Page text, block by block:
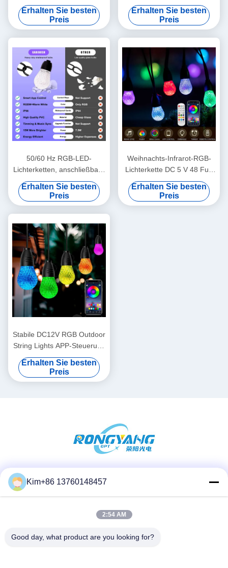
Sprachsteuerung Stabil
Praktisch
Erhalten Sie besten
Preis
Außenbereich, bruchsicher,
48 Fuß, dimmbar
Erhalten Sie besten
Preis
50/60 Hz RGB-LED-
Lichterketten, anschließbare
RGB-Lichtstränge
Erhalten Sie besten
Preis
Weihnachts-Infrarot-RGB-
Lichterkette DC 5 V 48 Fuß
Fernbedienung für Party
Erhalten Sie besten
Preis
Stabile DC12V RGB Outdoor
String Lights APP-Steuerung
Mehrzweck
Erhalten Sie besten
Preis
Soziale Medien
Kim+86 13760148457
2:54 AM
Good day, what product are you looking for?